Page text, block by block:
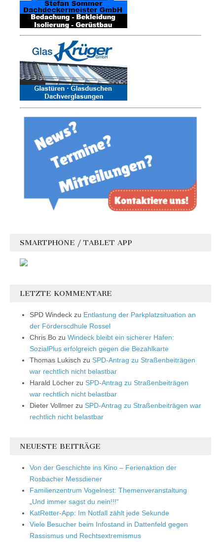
SMARTPHONE / TABLET APP
LETZTE KOMMENTARE
SPD Windeck zu Entlastung der Parkplatzsituation an
der Förderscdhule Rossel
Chris Bo zu Windeck bleibt ein sicherer Hafen:
SozialPlus erfolgreich gegen die Bezahlkarte
Thomas Lukisch zu SPD-Antrag zu Straßenbeiträgen
war rechtlich nicht belastbar
Harald Löcher zu SPD-Antrag zu Straßenbeiträgen
war rechtlich nicht belastbar
Dieter Vollmer zu SPD-Antrag zu Straßenbeiträgen war
rechtlich nicht belastbar
NEUESTE BEITRÄGE
Von der Geschichte ins Kino – Ferienaktion der
Rosbacher Messdiener
Familienzentrum Vogelnest: Themenveranstaltung
„Und immer sagst du nein!!!“
KatRetter-App: Im Notfall zählt jede Sekunde
Viele Besucher beim Infostand in Dattenfeld gegen
Rassismus und Rechtsextremismus